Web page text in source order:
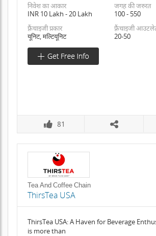
निवेश का आकार
INR 10 Lakh - 20 Lakh
जगह की जरुरत
100 - 550
फ़्रैंचाइजी प्रकार
यूनिट, मल्टियूनिट
फ़्रैंचाइजी
20-50
81
Tea And Coffee Chain
ThirsTea USA
ThirsTea USA: A Haven for Beverage
is more than